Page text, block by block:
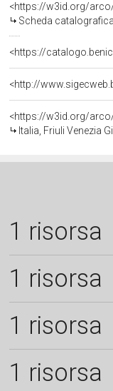
<https://w3id.org/
Scheda
<https://
<http://
<https://w3id.org/
Italia, Friuli Venezia
1 risorsa
1 risorsa
1 risorsa
1 risorsa